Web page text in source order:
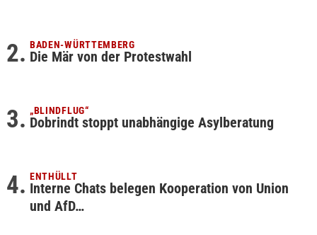
BADEN-WÜRTTEMBERG
Die Mär von der Protestwahl
„BLINDFLUG“
Dobrindt stoppt unabhängige Asylberatung
ENTHÜLLT
Interne Chats belegen Kooperation von Union
und AfD…